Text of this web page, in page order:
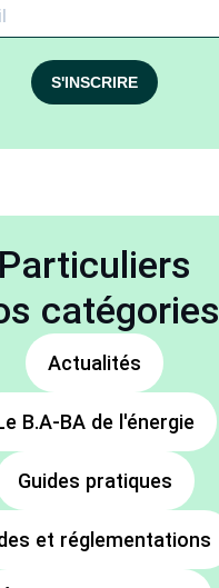
S'INSCRIRE
Particuliers
catégories
Actualités
B.A-BA de l'énergie
Guides pratiques
et réglementations